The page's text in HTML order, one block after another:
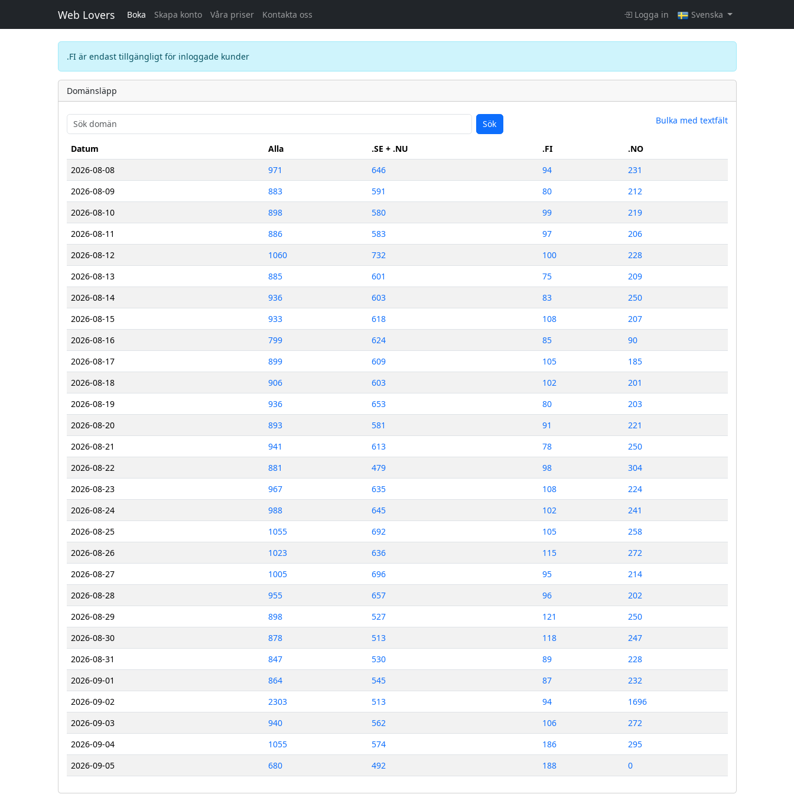
Web Lovers Boka Skapa konto Våra priser Kontakta oss Logga in Svenska
.FI är endast tillgängligt för inloggade kunder
Domänsläpp
Sök Bulka med textfält
Datum Alla .SE + .NU .FI
.NO
2026-08-08
971 646 94
231
2026-08-09
883 591 80
212
2026-08-10
898 580 99
219
2026-08-11
886 583 97
206
2026-08-12
1060 732 100
228
2026-08-13
885 601 75
209
2026-08-14
936 603 83
250
2026-08-15
933 618 108
207
2026-08-16
799 624 85
90
2026-08-17
899 609 105
185
2026-08-18
906 603 102
201
2026-08-19
936 653 80
203
2026-08-20
893 581 91
221
2026-08-21
941 613 78
250
2026-08-22
881 479 98
304
2026-08-23
967 635 108
224
2026-08-24
988 645 102
241
2026-08-25
1055 692 105
258
2026-08-26
1023 636 115
272
2026-08-27
1005 696 95
214
2026-08-28
955 657 96
202
2026-08-29
898 527 121
250
2026-08-30
878 513 118
247
2026-08-31
847 530 89
228
2026-09-01
864 545 87
232
2026-09-02
2303 513 94
1696
2026-09-03
940 562 106
272
2026-09-04
1055 574 186
295
2026-09-05
680 492 188 0